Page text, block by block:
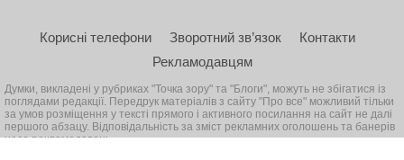
Корисні телефони Зворотний зв’язок
Контакти
Рекламодавцям
Думки, викладені у рубриках "Точка зору" та "Блоги", можуть не збігатися із
поглядами редакції. Передрук матеріалів з сайту "Про все" можливий тільки
за умов розміщення у тексті прямого і активного посилання на сайт не далі
першого абзацу. Відповідальність за зміст рекламних оголошень та банерів
несе рекламодавець